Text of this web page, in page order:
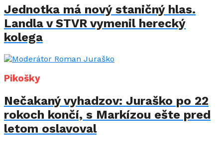
Jednotka má nový staničný hlas.
Landla v STVR vymenil herecký
kolega
Pikošky
Nečakaný vyhadzov: Juraško po 22
rokoch končí, s Markízou ešte pred
letom oslavoval